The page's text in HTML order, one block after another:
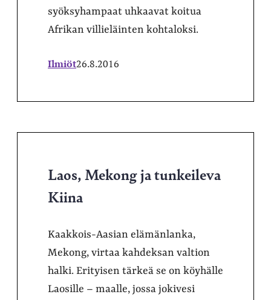
syöksyhampaat uhkaavat koitua
Afrikan villieläinten kohtaloksi.
Ilmiöt26.8.2016
Laos, Mekong ja tunkeileva
Kiina
Kaakkois-Aasian elämänlanka,
Mekong, virtaa kahdeksan valtion
halki. Erityisen tärkeä se on köyhälle
Laosille – maalle, jossa jokivesi